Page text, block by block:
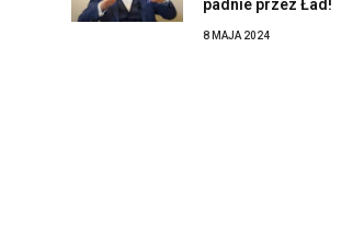
padnie przez Ład!
8 MAJA 2024